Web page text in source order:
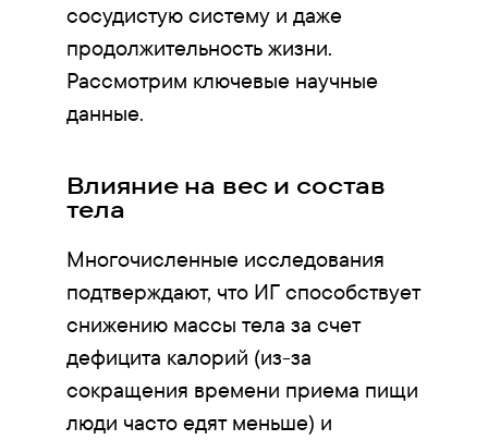
сосудистую систему и даже
продолжительность жизни.
Рассмотрим ключевые научные
данные.
Влияние на вес и состав
тела
Многочисленные исследования
подтверждают, что ИГ способствует
снижению массы тела за счет
дефицита калорий (из-за
сокращения времени приема пищи
люди часто едят меньше) и